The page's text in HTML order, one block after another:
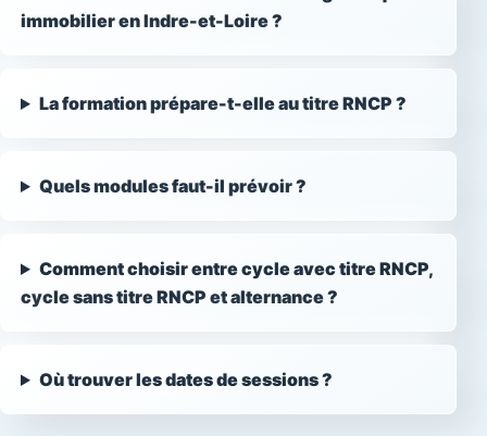
immobilier en Indre-et-Loire ?
La formation prépare-t-elle au titre RNCP ?
Quels modules faut-il prévoir ?
Comment choisir entre cycle avec titre RNCP,
cycle sans titre RNCP et alternance ?
Où trouver les dates de sessions ?